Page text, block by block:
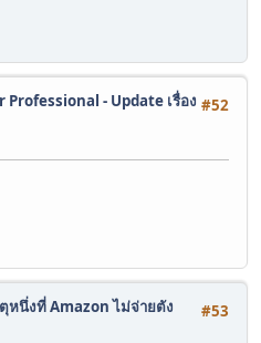
#52
Professional - Update เรื่อง
#53
หนึ่งที่ Amazon ไม่จ่ายตัง